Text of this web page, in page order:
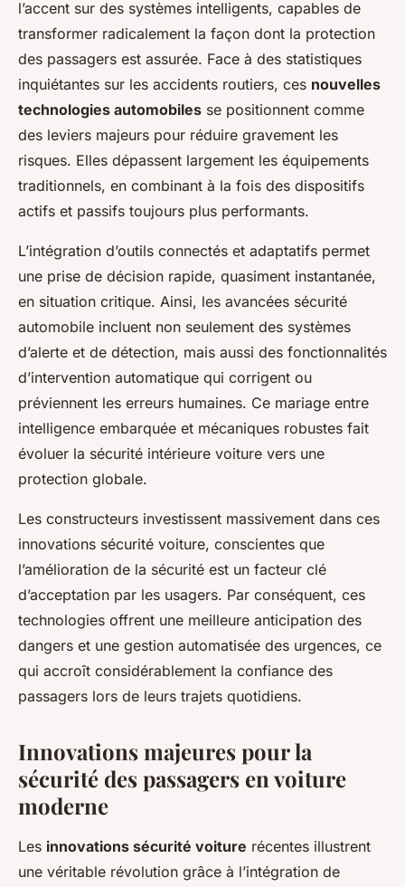
l’accent sur des systèmes intelligents, capables de
transformer radicalement la façon dont la protection
des passagers est assurée. Face à des statistiques
inquiétantes sur les accidents routiers, ces nouvelles
technologies automobiles se positionnent comme
des leviers majeurs pour réduire gravement les
risques. Elles dépassent largement les équipements
traditionnels, en combinant à la fois des dispositifs
actifs et passifs toujours plus performants.
L’intégration d’outils connectés et adaptatifs permet
une prise de décision rapide, quasiment instantanée,
en situation critique. Ainsi, les avancées sécurité
automobile incluent non seulement des systèmes
d’alerte et de détection, mais aussi des fonctionnalités
d’intervention automatique qui corrigent ou
préviennent les erreurs humaines. Ce mariage entre
intelligence embarquée et mécaniques robustes fait
évoluer la sécurité intérieure voiture vers une
protection globale.
Les constructeurs investissent massivement dans ces
innovations sécurité voiture, conscientes que
l’amélioration de la sécurité est un facteur clé
d’acceptation par les usagers. Par conséquent, ces
technologies offrent une meilleure anticipation des
dangers et une gestion automatisée des urgences, ce
qui accroît considérablement la confiance des
passagers lors de leurs trajets quotidiens.
Innovations majeures pour la
sécurité des passagers en voiture
moderne
Les innovations sécurité voiture récentes illustrent
une véritable révolution grâce à l’intégration de